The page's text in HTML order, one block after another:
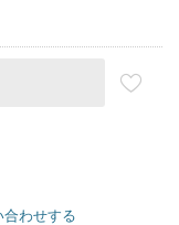
合わせする